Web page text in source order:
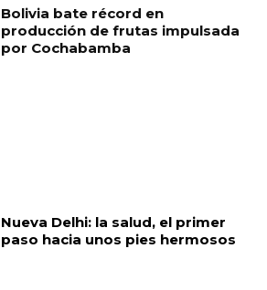
Bolivia bate récord en
producción de frutas impulsada
por Cochabamba
Nueva Delhi: la salud, el primer
paso hacia unos pies hermosos